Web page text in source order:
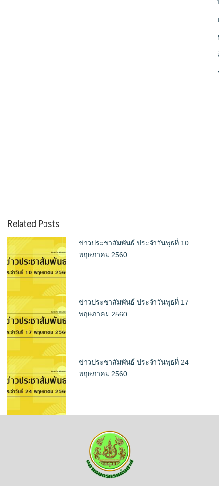
Related Posts
ข่าวประชาสัมพันธ์ ประจำวันพุธที่ 10
พฤษภาคม 2560
ข่าวประชาสัมพันธ์ ประจำวันพุธที่ 17
พฤษภาคม 2560
ข่าวประชาสัมพันธ์ ประจำวันพุธที่ 24
พฤษภาคม 2560